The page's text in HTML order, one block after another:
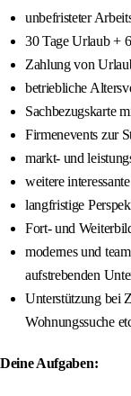
unbefristeter
30 Tage Urlaub +
Zahlung von
betriebliche
Sachbezugskarte
Firmenevents zur
markt- und
weitere
langfristige
Fort- und
modernes und
aufstrebenden
Unterstützung bei
Wohnungssuche
Deine Aufgaben: